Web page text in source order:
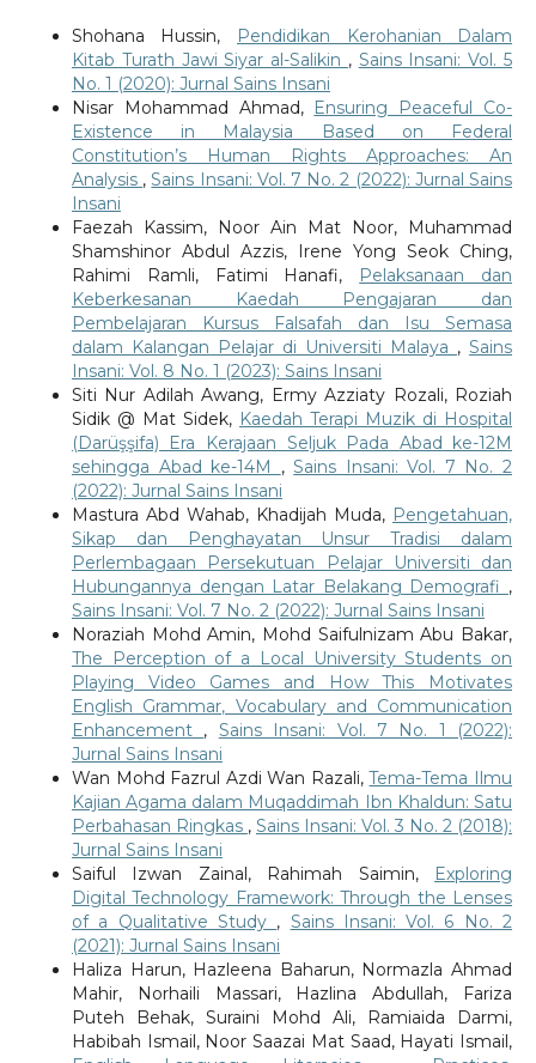
Shohana Hussin,
Pendidikan Kerohanian Dalam
Kitab Turath Jawi Siyar al-Salikin , Sains Insani: Vol. 5
No. 1 (2020): Jurnal Sains Insani
Nisar Mohammad Ahmad, Ensuring Peaceful Co-
Existence in Malaysia Based on Federal
Constitution’s Human Rights Approaches: An
Analysis ,Sains Insani: Vol. 7 No. 2 (2022): Jurnal Sains
Insani
Faezah Kassim, Noor Ain Mat Noor, Muhammad
Shamshinor Abdul Azzis, Irene Yong Seok Ching,
Rahimi Ramli, Fatimi Hanafi, Pelaksanaan dan
Keberkesanan Kaedah Pengajaran dan
Pembelajaran Kursus Falsafah dan Isu Semasa
dalam Kalangan Pelajar di Universiti Malaya ,Sains
Insani: Vol. 8 No. 1 (2023): Sains Insani
Siti Nur Adilah Awang, Ermy Azziaty Rozali, Roziah
Sidik @ Mat Sidek, Kaedah Terapi Muzik di Hospital
(Darüşşifa) Era Kerajaan Seljuk Pada Abad ke-12M
sehingga Abad ke-14M ,Sains Insani: Vol. 7 No. 2
(2022): Jurnal Sains Insani
Mastura Abd Wahab, Khadijah Muda, Pengetahuan,
Sikap dan Penghayatan Unsur Tradisi dalam
Perlembagaan Persekutuan Pelajar Universiti dan
Hubungannya dengan Latar Belakang Demografi ,
Sains Insani: Vol. 7 No. 2 (2022): Jurnal Sains Insani
Noraziah Mohd Amin, Mohd Saifulnizam Abu Bakar,
The Perception of a Local University Students on
Playing Video Games and How This Motivates
English Grammar, Vocabulary and Communication
Enhancement , Sains Insani: Vol. 7 No. 1 (2022):
Jurnal Sains Insani
Wan Mohd Fazrul Azdi Wan Razali,Tema-Tema Ilmu
Kajian Agama dalam Muqaddimah Ibn Khaldun: Satu
Perbahasan Ringkas , Sains Insani: Vol. 3 No. 2 (2018):
Jurnal Sains Insani
Saiful Izwan Zainal, Rahimah Saimin,
Exploring
Digital Technology Framework: Through the Lenses
of a Qualitative Study , Sains Insani: Vol. 6 No. 2
(2021): Jurnal Sains Insani
Haliza Harun, Hazleena Baharun, Normazla Ahmad
Mahir, Norhaili Massari, Hazlina Abdullah, Fariza
Puteh Behak, Suraini Mohd Ali, Ramiaida Darmi,
Habibah Ismail, Noor Saazai Mat Saad, Hayati Ismail,